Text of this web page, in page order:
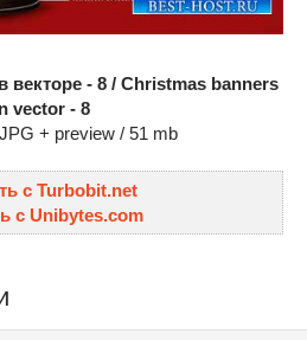
векторе - 8 / Christmas banners
vector - 8
+ preview / 51 mb
с Turbobit.net
с Unibytes.com